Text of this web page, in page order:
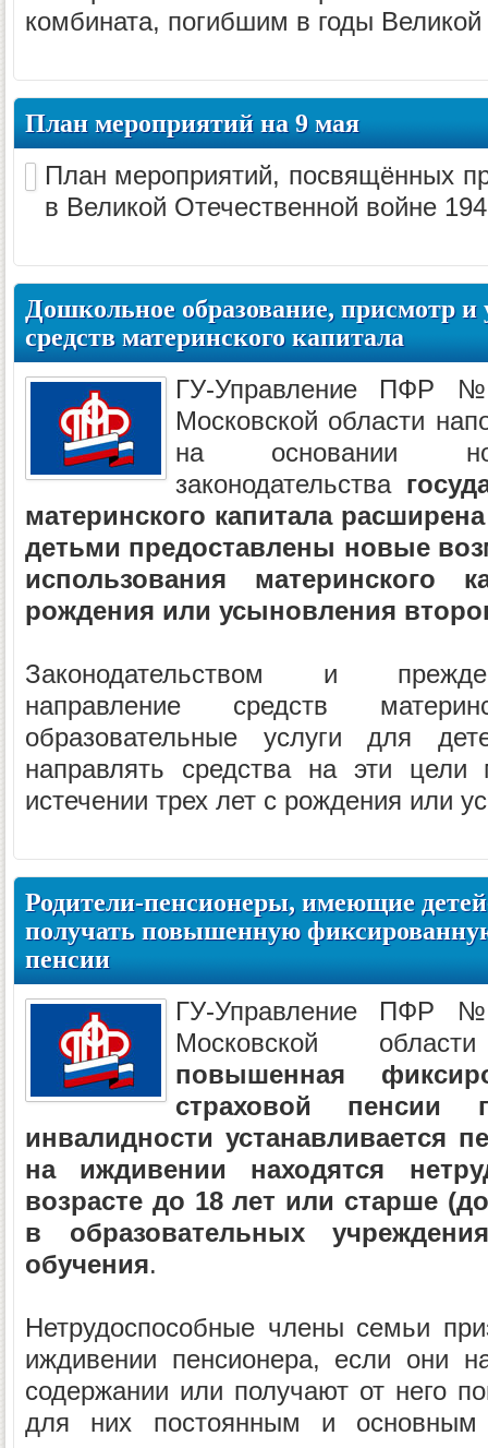
комбината, погибшим в годы
План мероприятий на 9 мая
План мероприятий, посвящённых
в Великой Отечественной войне
Дошкольное образование, присмотр и
средств материнского капитала
ГУ-Управление
Московской области
на основании
законодательства
материнского капитала
детьми предоставлены новые
использования материнского
рождения или усыновления
Законодательством и прежде
направление средств
образовательные услуги для
направлять средства на эти
истечении трех лет с рождения или
Родители-пенсионеры, имеющие
получать повышенную
пенсии
ГУ-Управление
Московской
повышенная
страховой
инвалидности устанавливается
на иждивении находятся
возрасте до 18 лет или старше
в образовательных
обучения.
Нетрудоспособные члены семьи
иждивении пенсионера, если они
содержании или получают от него
для них постоянным и основным